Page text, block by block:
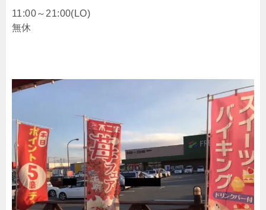
11:00～21:00(LO)
無休